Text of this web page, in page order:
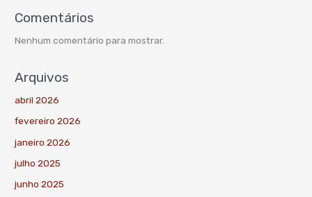
Comentários
Nenhum comentário para mostrar.
Arquivos
abril 2026
fevereiro 2026
janeiro 2026
julho 2025
junho 2025